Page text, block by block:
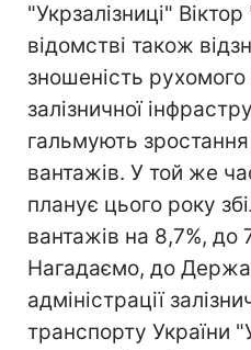
"Укрзалізниці"
відомстві також
зношеність
залізничної
гальмують
вантажів. У той же
планує цього року
вантажів на 8,7%, до
Нагадаємо, до
адміністрації
транспорту України